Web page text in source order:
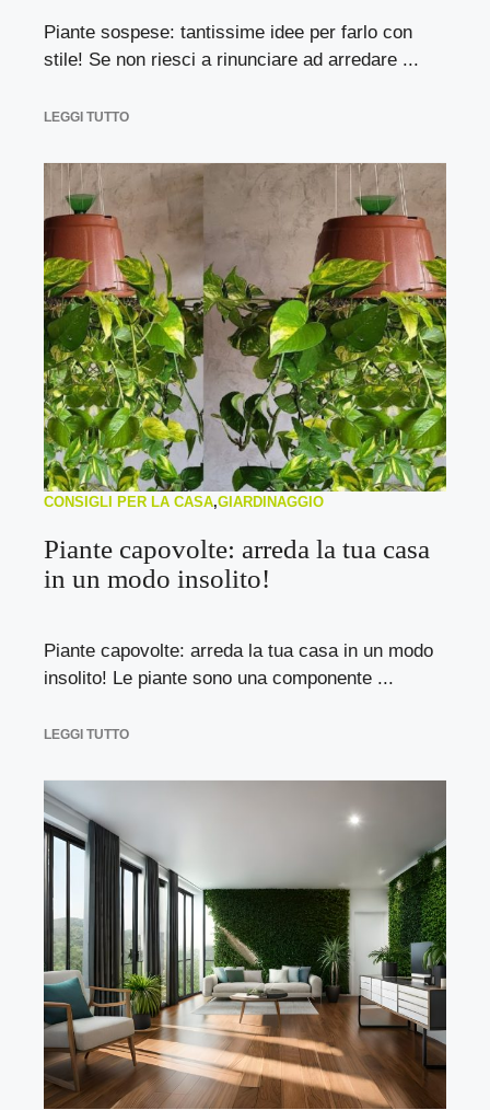
Piante sospese: tantissime idee per farlo con
stile! Se non riesci a rinunciare ad arredare ...
LEGGI TUTTO
CONSIGLI PER LA CASA,GIARDINAGGIO
Piante capovolte: arreda la tua casa
in un modo insolito!
Piante capovolte: arreda la tua casa in un modo
insolito! Le piante sono una componente ...
LEGGI TUTTO